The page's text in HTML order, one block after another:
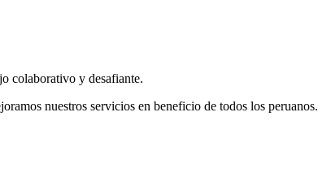
colaborativo y desafiante.
nuestros servicios en beneficio de todos los peruanos.